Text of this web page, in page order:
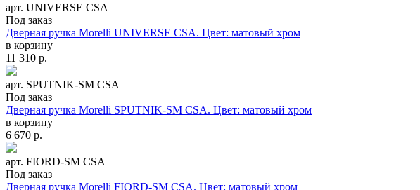
арт. UNIVERSE CSA
Под заказ
Дверная ручка Morelli UNIVERSE CSA. Цвет: матовый хром
в корзину
11 310 р.
арт. SPUTNIK-SM CSA
Под заказ
Дверная ручка Morelli SPUTNIK-SM CSA. Цвет: матовый хром
в корзину
6 670 р.
арт. FIORD-SM CSA
Под заказ
Дверная ручка Morelli FIORD-SM CSA. Цвет: матовый хром